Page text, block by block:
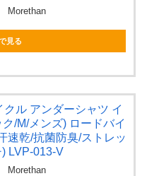
Morethan
見る
クル アンダーシャツ イ
/M/メンズ) ロードバイ
速乾/抗菌防臭/ストレッ
) LVP-013-V
Morethan